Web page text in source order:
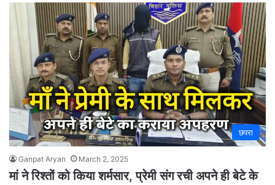
छपरा
Ganpat Aryan March 2, 2025
मां ने रिश्तों को किया शर्मसार, प्रेमी संग रची अपने ही बेटे के